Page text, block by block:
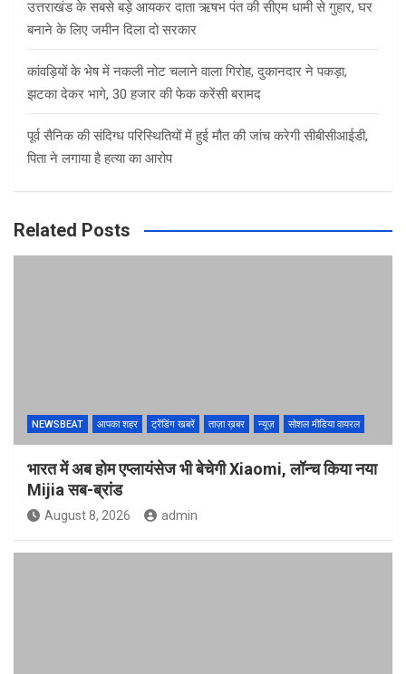
उत्तराखंड के सबसे बड़े आयकर दाता ऋषभ पंत की सीएम धामी से गुहार, घर
बनाने के लिए जमीन दिला दो सरकार
कांवड़ियों के भेष में नकली नोट चलाने वाला गिरोह, दुकानदार ने पकड़ा,
झटका देकर भागे, 30 हजार की फेक करेंसी बरामद
पूर्व सैनिक की संदिग्ध परिस्थितियों में हुई मौत की जांच करेगी सीबीसीआईडी,
पिता ने लगाया है हत्या का आरोप
Related Posts
NEWSBEAT आपका शहर ट्रेंडिंग खबरें ताज़ा ख़बर न्यूज़ सोशल मीडिया वायरल
भारत में अब होम एप्लायंसेज भी बेचेगी Xiaomi, लॉन्च किया नया
Mijia सब-ब्रांड
August 8, 2026 admin